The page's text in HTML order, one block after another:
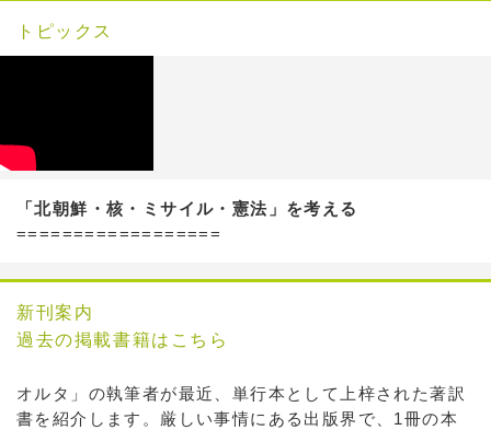
トピックス
「北朝鮮・核・ミサイル・憲法」を考える
==================
新刊案内
過去の掲載書籍はこちら
オルタ」の執筆者が最近、単行本として上梓された著訳
書を紹介します。厳しい事情にある出版界で、1冊の本